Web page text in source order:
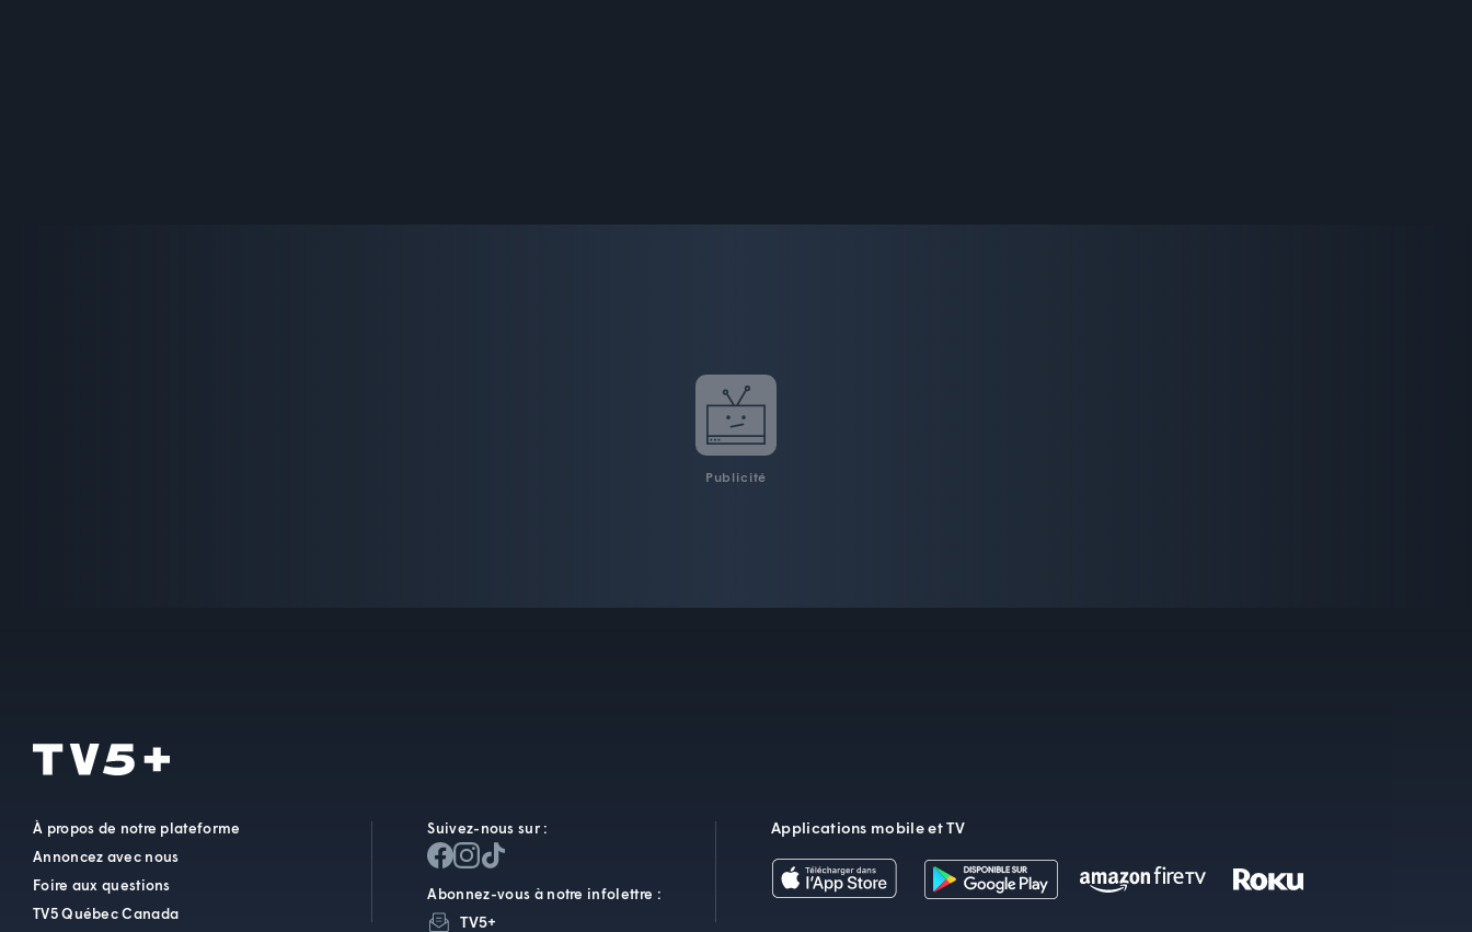
Publicité
À propos de notre plateforme
Annoncez avec nous
Foire aux questions
TV5 Québec Canada
Suivez-nous sur :
Abonnez-vous à notre infolettre :
TV5+
Applications mobile et TV